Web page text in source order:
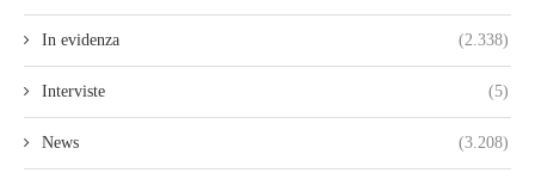
In evidenza (2.338)
Interviste (5)
News (3.208)